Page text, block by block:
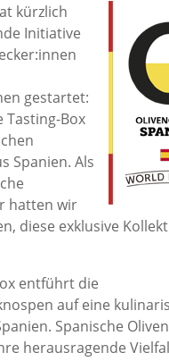
kürzlich
Initiative
gestartet:
Box
Spanien. Als
hatten wir
diese exklusive
entführt die
auf eine
Spanische
herausragende